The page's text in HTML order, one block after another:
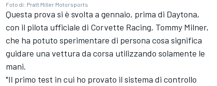
Foto di: Pratt Miller Motorsports
Questa prova si è svolta a gennaio, prima di Daytona,
con il pilota ufficiale di Corvette Racing, Tommy Milner,
che ha potuto sperimentare di persona cosa significa
guidare una vettura da corsa utilizzando solamente le
mani.
"Il primo test in cui ho provato il sistema di controllo